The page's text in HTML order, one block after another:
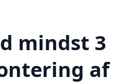
mindst 3
af